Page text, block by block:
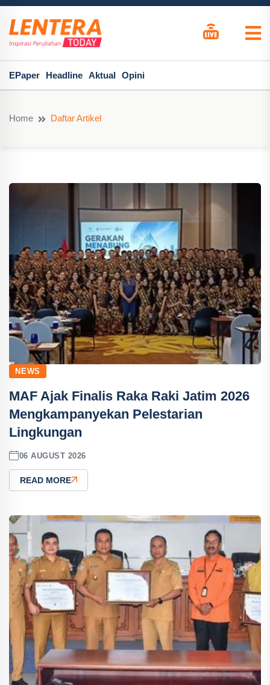
EPaper Headline Aktual Opini
Home Daftar Artikel
NEWS
MAF Ajak Finalis Raka Raki Jatim 2026
Mengkampanyekan Pelestarian
Lingkungan
06 AUGUST 2026
READ MORE